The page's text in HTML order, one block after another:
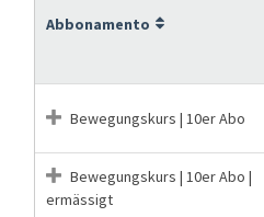
Abbonamento
Bewegungskurs | 10er Abo
Bewegungskurs | 10er Abo |
ermässigt